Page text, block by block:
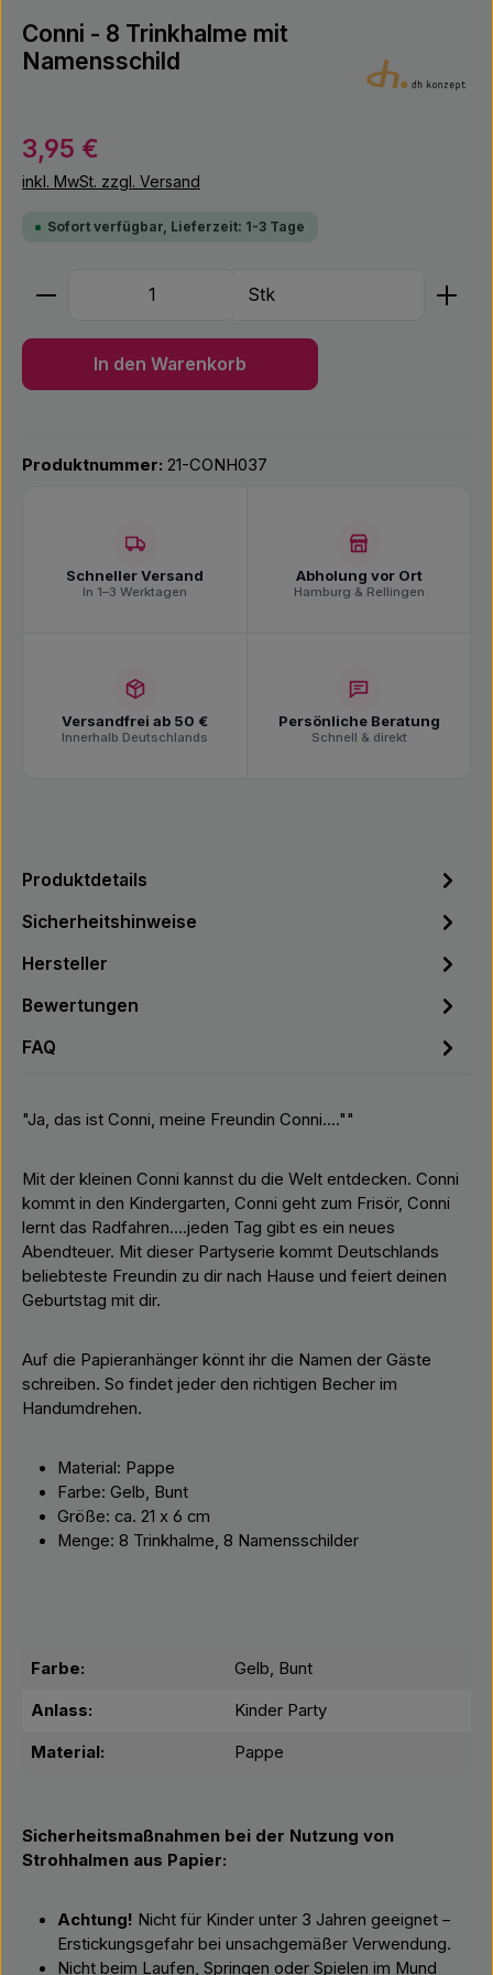
Conni - 8 Trinkhalme mit
Namensschild
Regulärer Preis:
3,95 €
inkl. MwSt. zzgl. Versand
Sofort verfügbar, Lieferzeit: 1-3 Tage
Produkt Anzahl: Gib den gewünschten Wert ein
Stk
In den Warenkorb
Produktnummer: 21-CONH037
Schneller Versand
In 1–3 Werktagen
Abholung vor Ort
Hamburg & Rellingen
Versandfrei ab 50 €
Innerhalb Deutschlands
Persönliche Beratung
Schnell & direkt
Produktdetails
Sicherheitshinweise
Hersteller
Bewertungen
FAQ
"Ja, das ist Conni, meine Freundin Conni....""
Mit der kleinen Conni kannst du die Welt entdecken. Conni
kommt in den Kindergarten, Conni geht zum Frisör, Conni
lernt das Radfahren....jeden Tag gibt es ein neues
Abendteuer. Mit dieser Partyserie kommt Deutschlands
beliebteste Freundin zu dir nach Hause und feiert deinen
Geburtstag mit dir.
Auf die Papieranhänger könnt ihr die Namen der Gäste
schreiben. So findet jeder den richtigen Becher im
Handumdrehen.
Material: Pappe
Farbe: Gelb, Bunt
Größe: ca. 21 x 6 cm
Menge: 8 Trinkhalme, 8 Namensschilder
Farbe: Gelb, Bunt
Anlass: Kinder Party
Material: Pappe
Sicherheitsmaßnahmen bei der Nutzung von
Strohhalmen aus Papier:
Achtung! Nicht für Kinder unter 3 Jahren geeignet –
Erstickungsgefahr bei unsachgemäßer Verwendung.
Nicht beim Laufen, Springen oder Spielen im Mund